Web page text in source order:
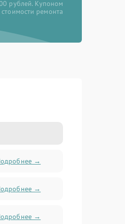
рублей. Купоном
ремонта
→
→
→